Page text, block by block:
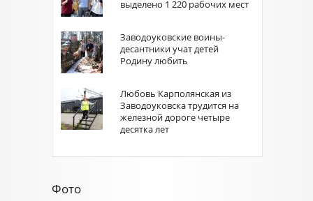
выделено 1 220 рабочих мест
Заводоуковские воины-
десантники учат детей
Родину любить
Любовь Карполянская из
Заводоуковска трудится на
железной дороге четыре
десятка лет
Фото